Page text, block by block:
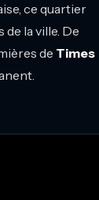
ce quartier
la ville. De
de Times